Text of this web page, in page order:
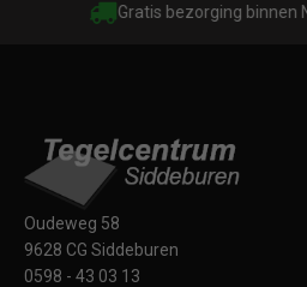
Gratis bezorging binnen
Oudeweg 58
9628 CG Siddeburen
0598 - 43 03 13